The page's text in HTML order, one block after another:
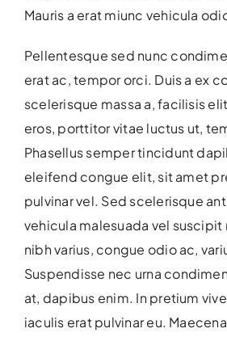
Mauris a erat miunc vehicula
Pellentesque sed nunc
erat ac, tempor orci. Duis a ex
scelerisque massa a, facilisis
eros, porttitor vitae luctus ut,
Phasellus semper tincidunt
eleifend congue elit, sit amet
pulvinar vel. Sed scelerisque
vehicula malesuada vel suscipit
nibh varius, congue odio ac,
Suspendisse nec urna
at, dapibus enim. In pretium
iaculis erat pulvinar eu.